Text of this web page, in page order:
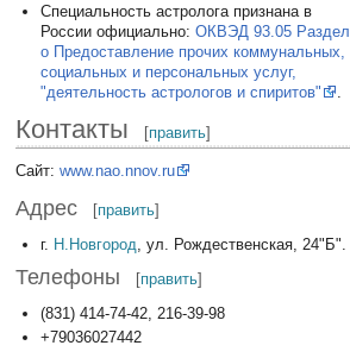
Специальность астролога признана в
России официально: ОКВЭД 93.05 Раздел
о Предоставление прочих коммунальных,
социальных и персональных услуг,
"деятельность астрологов и спиритов"
Контакты [править]
Сайт:www.nao.nnov.ru
Адрес [править]
г. Н.Новгород, ул. Рождественская, 24"Б".
Телефоны [править]
(831) 414-74-42, 216-39-98
+79036027442